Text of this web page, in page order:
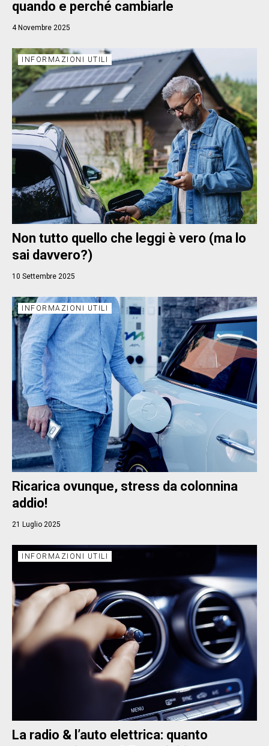
quando e perché cambiarle
4 Novembre 2025
INFORMAZIONI UTILI
Non tutto quello che leggi è vero (ma lo
sai davvero?)
10 Settembre 2025
INFORMAZIONI UTILI
Ricarica ovunque, stress da colonnina
addio!
21 Luglio 2025
INFORMAZIONI UTILI
La radio & l’auto elettrica: quanto